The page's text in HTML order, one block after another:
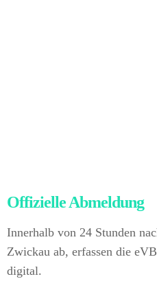
Offizielle Abmeldung
Innerhalb von 24 Stunden
Zwickau ab, erfassen die
digital.